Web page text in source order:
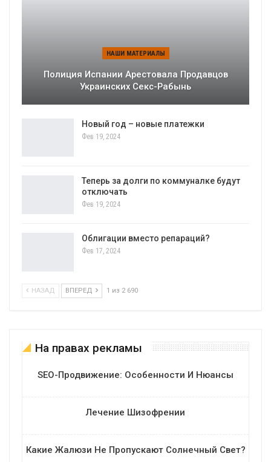
НАШИ МАТЕРИАЛЫ
Полиция Испании Арестовала Продавцов
Украинских Секс-Рабынь
Новый год – новые платежки
Фев 19, 2024
Теперь за долги по коммуналке будут
отключать
Фев 19, 2024
Облигации вместо репараций?
Фев 17, 2024
НАЗАД ВПЕРЕД 1 из 2 690
На правах рекламы
SEO-Продвижение: Особенности И Нюансы
Лечение Шизофрении
Какие Жалюзи Не Пропускают Солнечный Свет?